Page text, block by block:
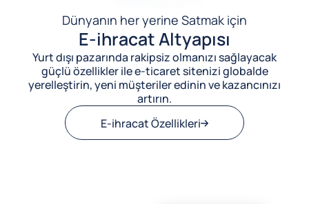
Dünyanın her yerine Satmak için
E-ihracat Altyapısı
Yurt dışı pazarında rakipsiz olmanızı sağlayacak
güçlü özellikler ile e-ticaret sitenizi globalde
yerelleştirin, yeni müşteriler edinin ve kazancınızı
artırın.
E-ihracat Özellikleri